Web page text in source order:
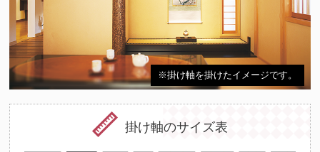
※掛け軸を掛けたイメージです。
掛け軸のサイズ表